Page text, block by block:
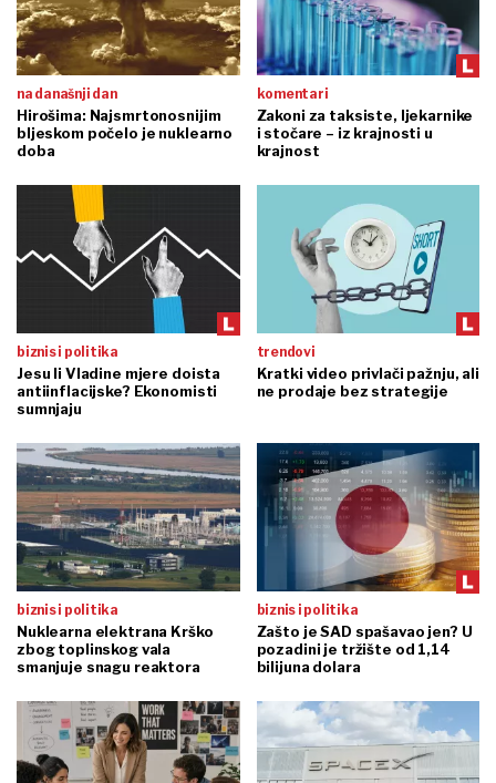
na današnji dan
Hirošima: Najsmrtonosnijim
bljeskom počelo je nuklearno
doba
komentari
Zakoni za taksiste, ljekarnike
i stočare – iz krajnosti u
krajnost
biznis i politika
Jesu li Vladine mjere doista
antiinflacijske? Ekonomisti
sumnjaju
trendovi
Kratki video privlači pažnju, ali
ne prodaje bez strategije
biznis i politika
Nuklearna elektrana Krško
zbog toplinskog vala
smanjuje snagu reaktora
biznis i politika
Zašto je SAD spašavao jen? U
pozadini je tržište od 1,14
bilijuna dolara